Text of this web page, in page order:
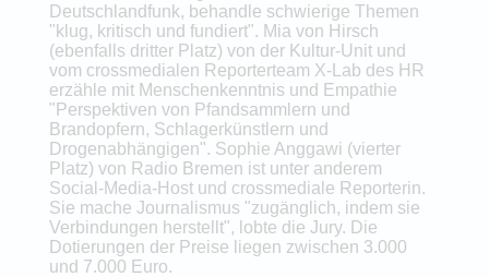
Deutschlandfunk, behandle schwierige Themen
"klug, kritisch und fundiert". Mia von Hirsch
(ebenfalls dritter Platz) von der Kultur-Unit und
vom crossmedialen Reporterteam X-Lab des HR
erzähle mit Menschenkenntnis und Empathie
"Perspektiven von Pfandsammlern und
Brandopfern, Schlagerkünstlern und
Drogenabhängigen". Sophie Anggawi (vierter
Platz) von Radio Bremen ist unter anderem
Social-Media-Host und crossmediale Reporterin.
Sie mache Journalismus "zugänglich, indem sie
Verbindungen herstellt", lobte die Jury. Die
Dotierungen der Preise liegen zwischen 3.000
und 7.000 Euro.